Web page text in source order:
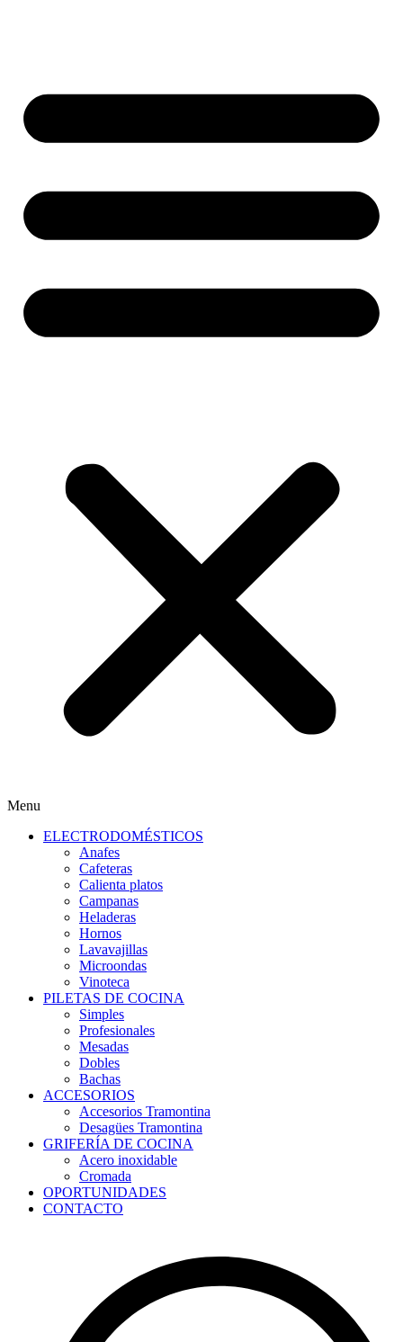
Menu
ELECTRODOMÉSTICOS
Anafes
Cafeteras
Calienta platos
Campanas
Heladeras
Hornos
Lavavajillas
Microondas
Vinoteca
PILETAS DE COCINA
Simples
Profesionales
Mesadas
Dobles
Bachas
ACCESORIOS
Accesorios Tramontina
Desagües Tramontina
GRIFERÍA DE COCINA
Acero inoxidable
Cromada
OPORTUNIDADES
CONTACTO